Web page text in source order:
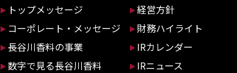
トップメッセージ
コーポレート・メッセージ
長谷川香料の事業
数字で見る長谷川香料
経営方針
財務ハイライト
IRカレンダー
IRニュース